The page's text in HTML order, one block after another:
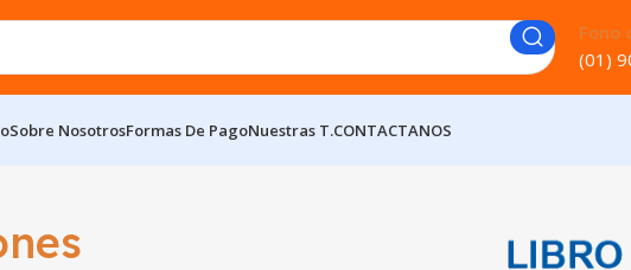
Fono
(01)
Sobre NosotrosFormas De PagoNuestras T.CONTACTANOS